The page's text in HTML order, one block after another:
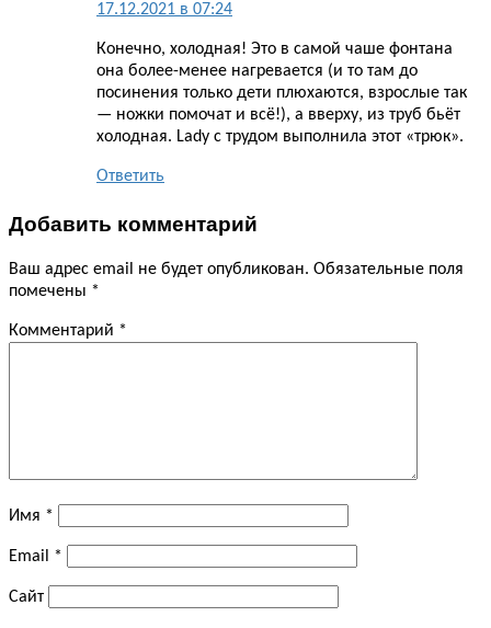
17.12.2021 в 07:24
Конечно, холодная! Это в самой чаше фонтана
она более-менее нагревается (и то там до
посинения только дети плюхаются, взрослые так
— ножки помочат и всё!), а вверху, из труб бьёт
холодная. Lady с трудом выполнила этот «трюк».
Ответить
Добавить комментарий
Ваш адрес email не будет опубликован. Обязательные поля
помечены *
Комментарий *
Имя *
Email *
Сайт